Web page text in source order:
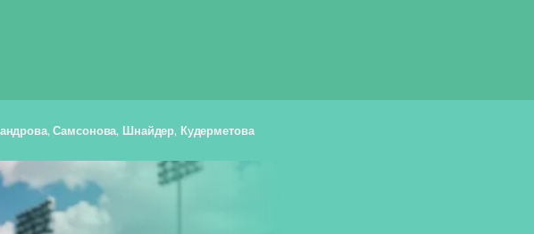
Самсонова, Шнайдер, Кудерметова